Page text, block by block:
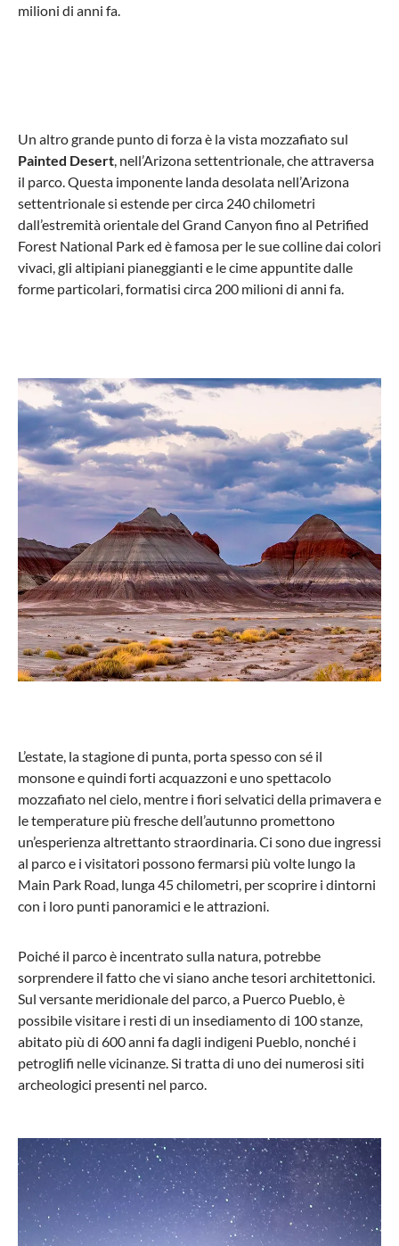
milioni di anni fa.
Un altro grande punto di forza è la vista mozzafiato sul
Painted Desert , nell’Arizona settentrionale, che attraversa
il parco. Questa imponente landa desolata nell’Arizona
settentrionale si estende per circa 240 chilometri
dall’estremità orientale del Grand Canyon fino al Petrified
Forest National Park ed è famosa per le sue colline dai colori
vivaci, gli altipiani pianeggianti e le cime appuntite dalle
forme particolari, formatisi circa 200 milioni di anni fa.
L’estate, la stagione di punta, porta spesso con sé il
monsone e quindi forti acquazzoni e uno spettacolo
mozzafiato nel cielo, mentre i fiori selvatici della primavera e
le temperature più fresche dell’autunno promettono
un’esperienza altrettanto straordinaria. Ci sono due ingressi
al parco e i visitatori possono fermarsi più volte lungo la
Main Park Road, lunga 45 chilometri, per scoprire i dintorni
con i loro punti panoramici e le attrazioni.
Poiché il parco è incentrato sulla natura, potrebbe
sorprendere il fatto che vi siano anche tesori architettonici.
Sul versante meridionale del parco, a Puerco Pueblo, è
possibile visitare i resti di un insediamento di 100 stanze,
abitato più di 600 anni fa dagli indigeni Pueblo, nonché i
petroglifi nelle vicinanze. Si tratta di uno dei numerosi siti
archeologici presenti nel parco.